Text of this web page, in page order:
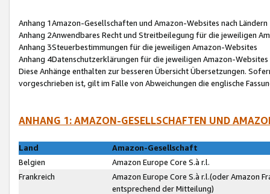
Anhang 1Amazon-Gesellschaften und Amazon-Websites nach Ländern
Anhang 2Anwendbares Recht und Streitbeilegung für die jeweiligen
Anhang 3Steuerbestimmungen für die jeweiligen Amazon-Websites
Anhang 4Datenschutzerklärungen für die jeweiligen Amazon-Websites
Diese Anhänge enthalten zur besseren Übersicht Übersetzungen.
vorgeschrieben ist, gilt im Falle von Abweichungen die englische
ANHANG 1: AMAZON-GESELLSCHAFTEN UND
Land
Amazon-Gesellschaft
Belgien
Amazon Europe Core S.à r.l.
Frankreich
Amazon Europe Core S.à r.l.(oder Amazon
entsprechend der Mitteilung)